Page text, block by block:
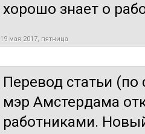
хорошо знает о
19 мая 2017, пятница
Перевод статьи
мэр Амстердама
работниками.